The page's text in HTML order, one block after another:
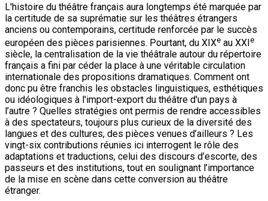
L'histoire du théâtre français aura longtemps été marquée par
la certitude de sa suprématie sur les théâtres étrangers
anciens ou contemporains, certitude renforcée par le succès
européen des pièces parisiennes. Pourtant, du XIXe au XXIe
siècle, la centralisation de la vie théâtrale autour du répertoire
français a fini par céder la place à une véritable circulation
internationale des propositions dramatiques. Comment ont
donc pu être franchis les obstacles linguistiques, esthétiques
ou idéologiques à l'import-export du théâtre d'un pays à
l’autre ? Quelles stratégies ont permis de rendre accessibles
à des spectateurs, toujours plus curieux de la diversité des
langues et des cultures, des pièces venues d’ailleurs ? Les
vingt-six contributions réunies ici interrogent le rôle des
adaptations et traductions, celui des discours d’escorte, des
passeurs et des institutions, tout en soulignant l’importance
de la mise en scène dans cette conversion au théâtre
étranger.